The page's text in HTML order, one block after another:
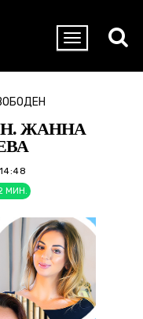
ЖАННА
МИН.